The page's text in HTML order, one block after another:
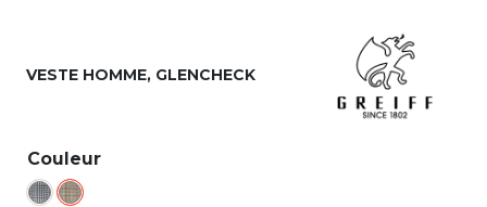
VESTE HOMME, GLENCHECK
Couleur